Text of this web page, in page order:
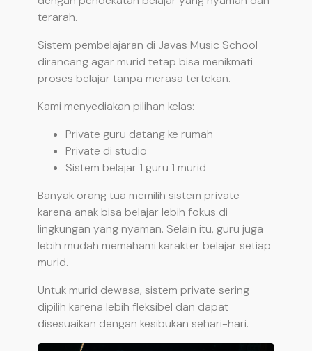
terarah.
Sistem pembelajaran di Javas Music School
dirancang agar murid tetap bisa menikmati
proses belajar tanpa merasa tertekan.
Kami menyediakan pilihan kelas:
Private guru datang ke rumah
Private di studio
Sistem belajar 1 guru 1 murid
Banyak orang tua memilih sistem private
karena anak bisa belajar lebih fokus di
lingkungan yang nyaman. Selain itu, guru juga
lebih mudah memahami karakter belajar setiap
murid.
Untuk murid dewasa, sistem private sering
dipilih karena lebih fleksibel dan dapat
disesuaikan dengan kesibukan sehari-hari.